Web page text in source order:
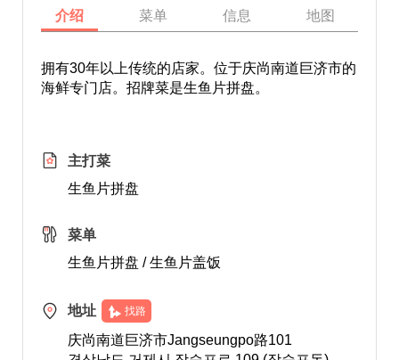
介绍 菜单 信息 地图
拥有30年以上传统的店家。位于庆尚南道巨济市的
海鲜专门店。招牌菜是生鱼片拼盘。
主打菜
生鱼片拼盘
菜单
生鱼片拼盘 / 生鱼片盖饭
地址 找路
庆尚南道巨济市Jangseungpo路101